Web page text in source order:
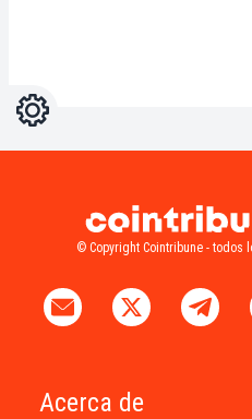
Ajustes
© Copyright Cointribune - todos
Acerca de